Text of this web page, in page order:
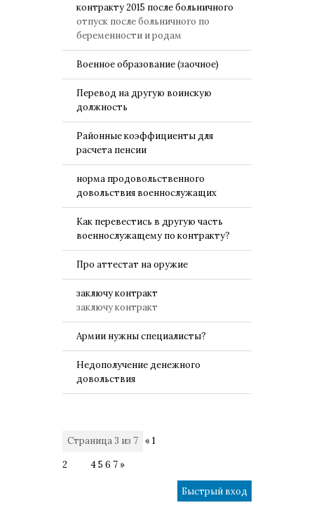
контракту 2015 после больничного
отпуск после больничного по
беременности и родам
Военное образование (заочное)
Перевод на другую воинскую
должность
Районные коэффициенты для
расчета пенсии
норма продовольственного
довольствия военнослужащих
Как перевестись в другую часть
военнослужащему по контракту?
Про аттестат на оружие
заключу контракт
заключу контракт
Армии нужны специалисты?
Недополучение денежного
довольствия
Страница 3 из 7 « 1
2
45 6 7»